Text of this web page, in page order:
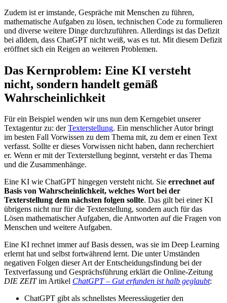
Zudem ist er imstande, Gespräche mit Menschen zu führen,
mathematische Aufgaben zu lösen, technischen Code zu formulieren
und diverse weitere Dinge durchzuführen. Allerdings ist das Defizit
bei alldem, dass ChatGPT nicht weiß, was es tut. Mit diesem Defizit
eröffnet sich ein Reigen an weiteren Problemen.
Das Kernproblem: Eine KI versteht
nicht, sondern handelt gemäß
Wahrscheinlichkeit
Für ein Beispiel wenden wir uns nun dem Kerngebiet unserer
Textagentur zu: derTexterstellung. Ein menschlicher Autor bringt
im besten Fall Vorwissen zu dem Thema mit, zu dem er einen Text
verfasst. Sollte er dieses Vorwissen nicht haben, dann recherchiert
er. Wenn er mit der Texterstellung beginnt, versteht er das Thema
und die Zusammenhänge.
Eine KI wie ChatGPT hingegen versteht nicht. Sie errechnet auf
Basis von Wahrscheinlichkeit, welches Wort bei der
Texterstellung dem nächsten folgen sollte. Das gilt bei einer KI
übrigens nicht nur für die Texterstellung, sondern auch für das
Lösen mathematischer Aufgaben, die Antworten auf die Fragen von
Menschen und weitere Aufgaben.
Eine KI rechnet immer auf Basis dessen, was sie im Deep Learning
erlernt hat und selbst fortwährend lernt. Die unter Umständen
negativen Folgen dieser Art der Entscheidungsfindung bei der
Textverfassung und Gesprächsführung erklärt die Online-Zeitung
DIE ZEITim Artikel ChatGPT – Gut erfunden ist halb geglaubt:
ChatGPT gibt als schnellstes Meeressäugetier den